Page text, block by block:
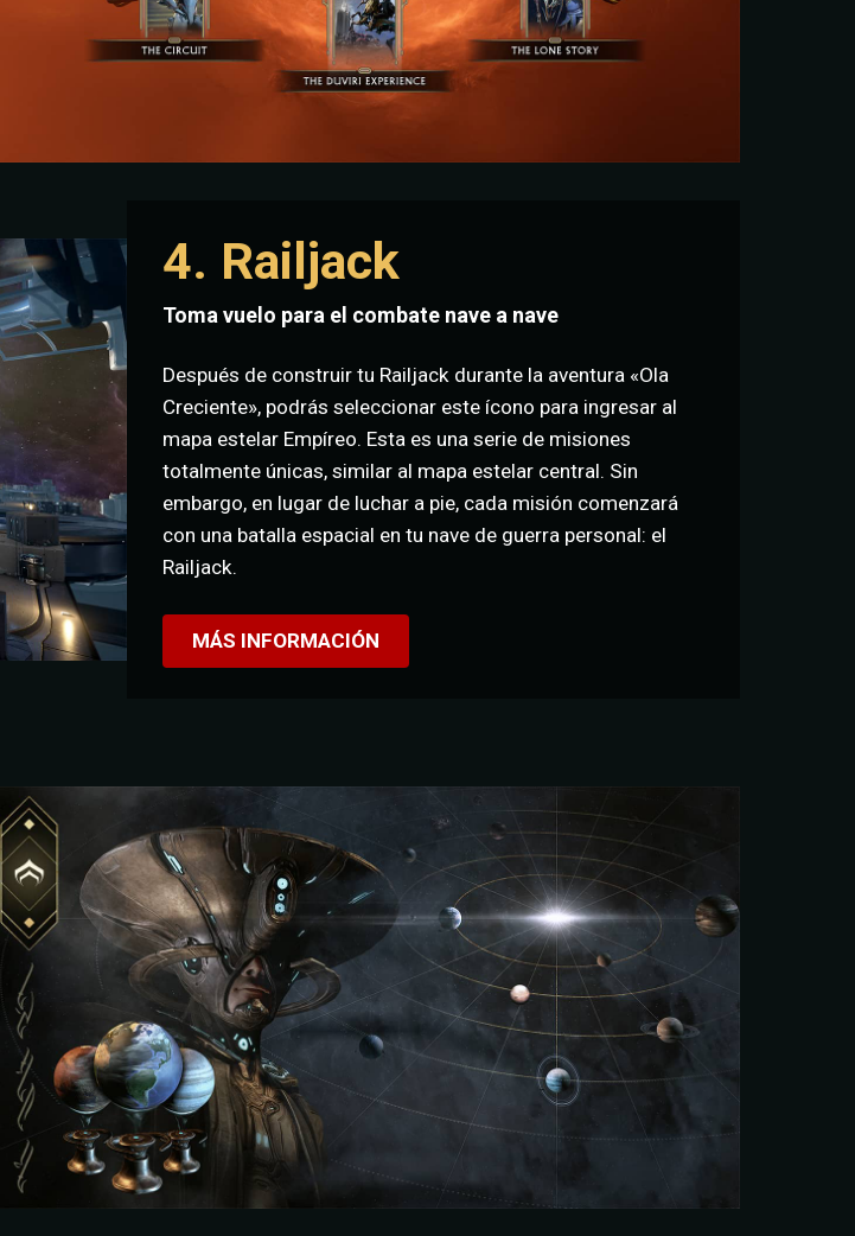
4. Railjack
Toma vuelo para el combate nave a nave
Después de construir tu Railjack durante la aventura «Ola
Creciente», podrás seleccionar este ícono para ingresar al
mapa estelar Empíreo. Esta es una serie de misiones
totalmente únicas, similar al mapa estelar central. Sin
embargo, en lugar de luchar a pie, cada misión comenzará
con una batalla espacial en tu nave de guerra personal: el
Railjack.
MÁS INFORMACIÓN